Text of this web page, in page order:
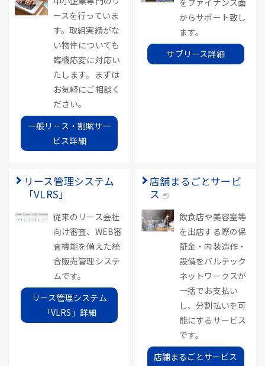
ースを行っていま
す。取組実績がな
い物件についても
臨機応変に対応い
たします。まずは
お気軽にご相談く
ださい。
一般リース・割賦サー
ビス詳細
をファイナンス面
からサポート致し
ます。
サブリース詳細
リース管理システム
「VLRS」
従来のリース会社
向け審査、WEB審
査機能を備えた統
合販売管理システ
ムです。
リース管理システム
「VLRS」詳細
店舗まるごとサービ
ス
飲食店や美容室等
を出店する際の保
証金・内装造作・
設備をバルテック
ネットワークスが
一括でお支払い
し、分割払いを可
能にするサービス
です。
店舗まるごとサービス